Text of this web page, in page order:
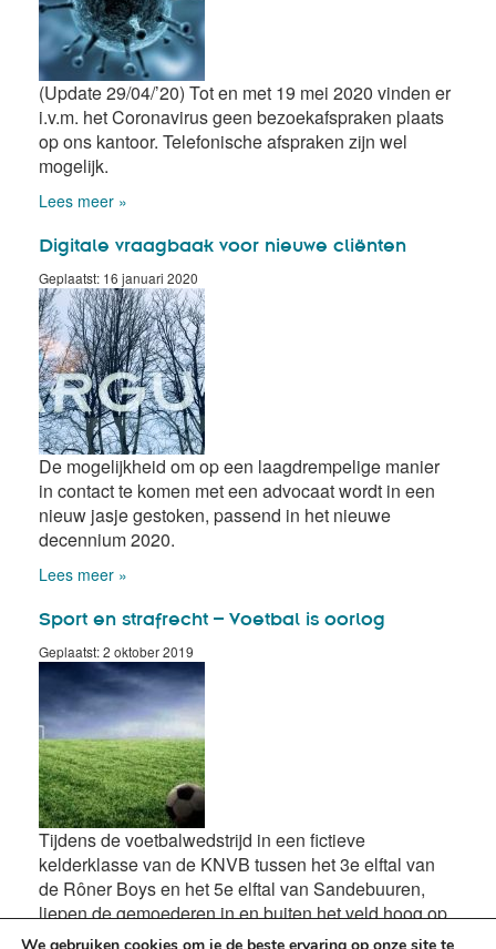
(Update 29/04/’20) Tot en met 19 mei 2020 vinden er
i.v.m. het Coronavirus geen bezoekafspraken plaats
op ons kantoor. Telefonische afspraken zijn wel
mogelijk.
Lees meer »
Digitale vraagbaak voor nieuwe cliënten
Geplaatst: 16 januari 2020
De mogelijkheid om op een laagdrempelige manier
in contact te komen met een advocaat wordt in een
nieuw jasje gestoken, passend in het nieuwe
decennium 2020.
Lees meer »
Sport en strafrecht – Voetbal is oorlog
Geplaatst: 2 oktober 2019
Tijdens de voetbalwedstrijd in een fictieve
kelderklasse van de KNVB tussen het 3e elftal van
de Rôner Boys en het 5e elftal van Sandebuuren,
liepen de gemoederen in en buiten het veld hoog op.